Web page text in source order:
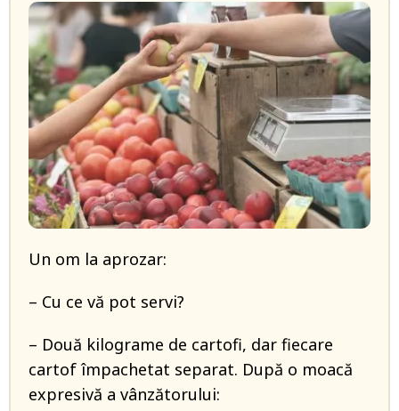
Un om la aprozar:
– Cu ce vă pot servi?
– Două kilograme de cartofi, dar fiecare
cartof împachetat separat. După o moacă
expresivă a vânzătorului: